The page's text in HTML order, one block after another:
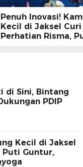
Penuh Inovasi!
Kecil di Jaksel Curi
Perhatian Risma,
di Sini, Bintang
PDIP
Kecil di Jaksel
Puti Guntur,